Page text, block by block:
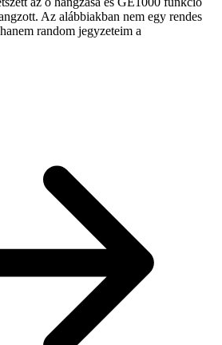
Az alábbiakban nem egy rendes
random jegyzeteim a